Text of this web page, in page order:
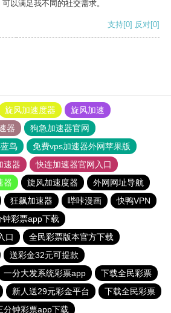
以满足我不同的社交需求。
支持[0] 反对[0]
旋风加速度器
旋风加速
器
狗急加速器官网
鸟
免费vps加速器外网苹果版
速器
快连加速器官网入口
器 旋风加速度器
外网网址导航
狂飙加速器 哔咔漫画
快鸭VPN
钟彩票app下载
口
全民彩票版本官方下载
送彩金32元可提款
一分大发系统彩票app
下载全民彩票
新人送29元彩金平台
下载全民彩票
分钟彩票app下载